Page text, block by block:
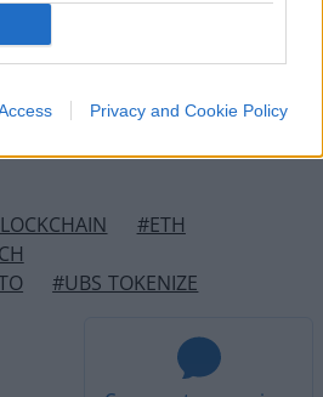
Privacy and Cookie Policy
accessibili per te.
#ETH
#UBS TOKENIZE